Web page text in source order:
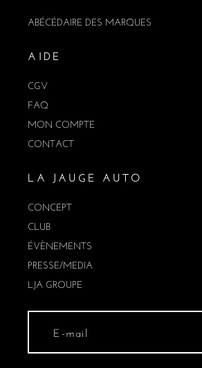
ABÉCÉDAIRE DES MARQUES
AIDE
CGV
FAQ
MON COMPTE
CONTACT
LA JAUGE AUTO
CONCEPT
CLUB
ÉVÈNEMENTS
PRESSE/MEDIA
LJA GROUPE